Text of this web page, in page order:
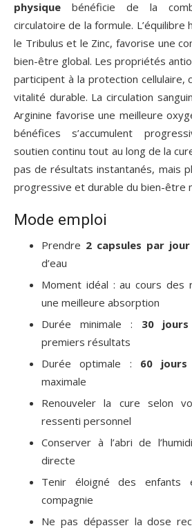
physique bénéficie de la
circulatoire de la formule. L’équilibre
le Tribulus et le Zinc, favorise une
bien-être global. Les propriétés
participent à la protection cellulaire,
vitalité durable. La circulation
Arginine favorise une meilleure
bénéfices s’accumulent
soutien continu tout au long de la
pas de résultats instantanés, mais
progressive et durable du bien-être
Mode emploi
Prendre 2 capsules par jour
d’eau
Moment idéal : au cours des
une meilleure absorption
Durée minimale : 30 jours
premiers résultats
Durée optimale : 60 jours
maximale
Renouveler la cure selon
ressenti personnel
Conserver à l’abri de
directe
Tenir éloigné des enfants
compagnie
Ne pas dépasser la dose